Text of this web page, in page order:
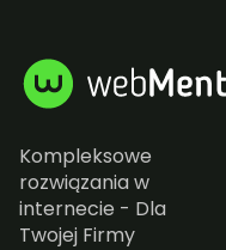
Kompleksowe
rozwiązania w
internecie - Dla
Twojej Firmy